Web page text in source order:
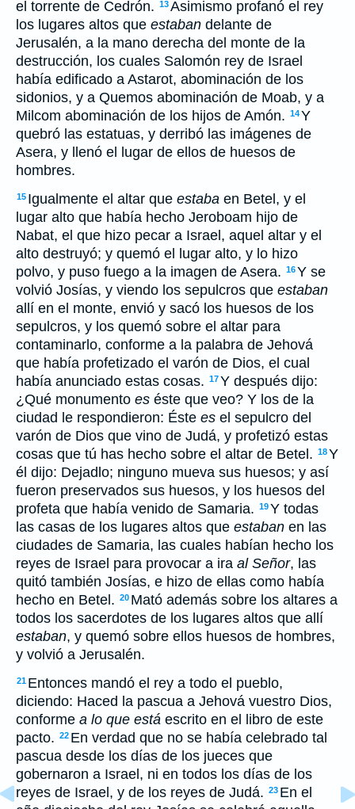
el torrente de Cedrón. 13Asimismo profanó el rey
los lugares altos que estaban delante de
Jerusalén, a la mano derecha del monte de la
destrucción, los cuales Salomón rey de Israel
había edificado a Astarot, abominación de los
sidonios, y a Quemos abominación de Moab, y a
Milcom abominación de los hijos de Amón. 14Y
quebró las estatuas, y derribó las imágenes de
Asera, y llenó el lugar de ellos de huesos de
hombres.
15 Igualmente el altar que estaba en Betel, y el
lugar alto que había hecho Jeroboam hijo de
Nabat, el que hizo pecar a Israel, aquel altar y el
alto destruyó; y quemó el lugar alto, y lo hizo
polvo, y puso fuego a la imagen de Asera. 16Y se
volvió Josías, y viendo los sepulcros que estaban
allí en el monte, envió y sacó los huesos de los
sepulcros, y los quemó sobre el altar para
contaminarlo, conforme a la palabra de Jehová
que había profetizado el varón de Dios, el cual
había anunciado estas cosas. 17Y después dijo:
¿Qué monumento es éste que veo? Y los de la
ciudad le respondieron: Éste es el sepulcro del
varón de Dios que vino de Judá, y profetizó estas
cosas que tú has hecho sobre el altar de Betel. 18Y
él dijo: Dejadlo; ninguno mueva sus huesos; y así
fueron preservados sus huesos, y los huesos del
profeta que había venido de Samaria. 19Y todas
las casas de los lugares altos que estaban en las
ciudades de Samaria, las cuales habían hecho los
reyes de Israel para provocar a ira al Señor, las
quitó también Josías, e hizo de ellas como había
hecho en Betel. 20 Mató además sobre los altares a
todos los sacerdotes de los lugares altos que allí
estaban, y quemó sobre ellos huesos de hombres,
y volvió a Jerusalén.
21 Entonces mandó el rey a todo el pueblo,
diciendo: Haced la pascua a Jehová vuestro Dios,
conforme a lo que está escrito en el libro de este
pacto. 22 En verdad que no se había celebrado tal
pascua desde los días de los jueces que
gobernaron a Israel, ni en todos los días de los
reyes de Israel, y de los reyes de Judá. 23 En el